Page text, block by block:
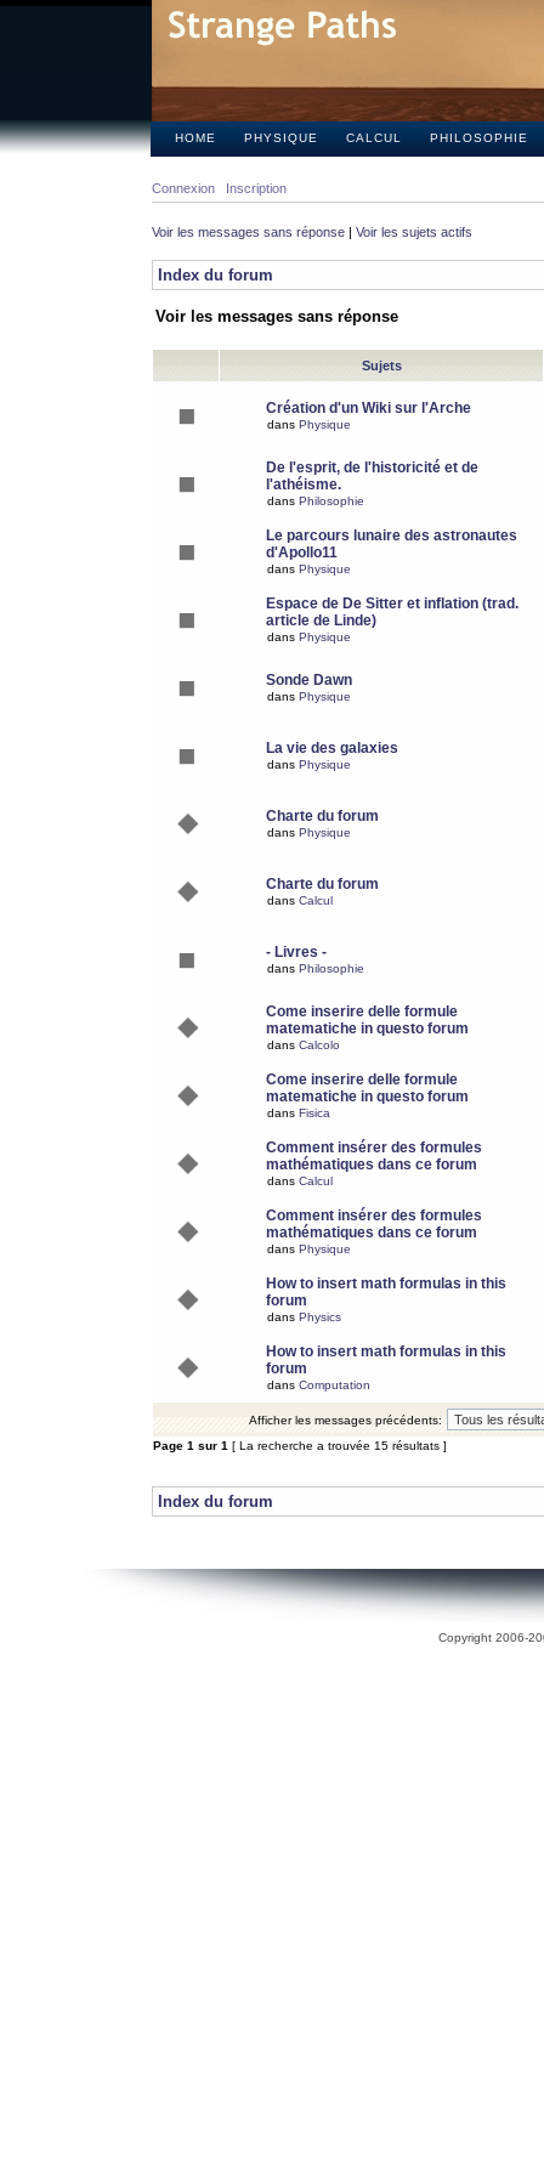
HOME PHYSIQUE CALCUL PHILOSOPHIE
Connexion Inscription
Voir les messages sans réponse | Voir les sujets actifs
Index du forum
Voir les messages sans réponse
Sujets
Création d'un Wiki sur l'Arche
dans Physique
De l'esprit, de l'historicité et de
l'athéisme.
dans Philosophie
Le parcours lunaire des astronautes
d'Apollo11
dans Physique
Espace de De Sitter et inflation (trad.
article de Linde)
dans Physique
Sonde Dawn
dans Physique
La vie des galaxies
dans Physique
Charte du forum
dans Physique
Charte du forum
dans Calcul
- Livres -
dans Philosophie
Come inserire delle formule
matematiche in questo forum
dans Calcolo
Come inserire delle formule
matematiche in questo forum
dans Fisica
Comment insérer des formules
mathématiques dans ce forum
dans Calcul
Comment insérer des formules
mathématiques dans ce forum
dans Physique
How to insert math formulas in this
forum
dans Physics
How to insert math formulas in this
forum
dans Computation
Afficher les messages précédents:
Page 1 sur 1 [ La recherche a trouvée 15 résultats ]
Index du forum
Copyright 2006-